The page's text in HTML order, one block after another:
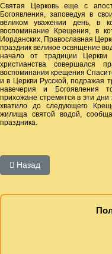
Святая Церковь еще с
Богоявления, заповедуя в
великом уважении день, в
воспоминание Крещения, в
Иорданских, Православная
праздник великое освящение
начало от традиции
христианства совершался
воспоминания крещения
и в Церкви Русской, подражая
навечерия и Богоявления
прихожане стремятся в эти
хватило до следующего
жилища святой водой,
праздника.
Предыдущий: Пост
Назад